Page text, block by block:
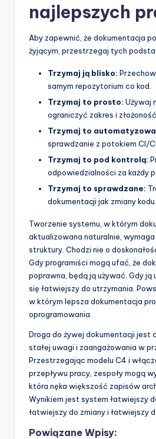
najlepszych
Aby zapewnić, że dokumentacja
żyjącym, przestrzegaj tych
Trzymaj ją blisko:
samym repozytorium co kod.
Trzymaj to prosto: Używaj
ograniczyć zakres i złożoność.
Trzymaj to
sprawdzanie z potokiem CI/
Trzymaj to pod kontrolą:
odpowiedzialności za każdy
Trzymaj to sprawdzane:
dokumentacji jak zmiany kodu.
Tworzenie systemu, w którym
aktualizowana naturalnie,
struktury. Chodzi nie o
Gdy programiści mogą ufać, że
poprawna, będą ją używać. Gdy ją
się łatwiejszy do utrzymania.
w którym lepsza dokumentacja
oprogramowania.
Droga do żywej dokumentacji jest
stałej uwagi i zaangażowania w
Przestrzegając modelu C4 i
przepływu pracy, zespoły mogą
która nęka większość zapisów
Wynikiem jest system łatwiejszy
łatwiejszy do zmiany i łatwiejszy
Powiązane Wpisy: